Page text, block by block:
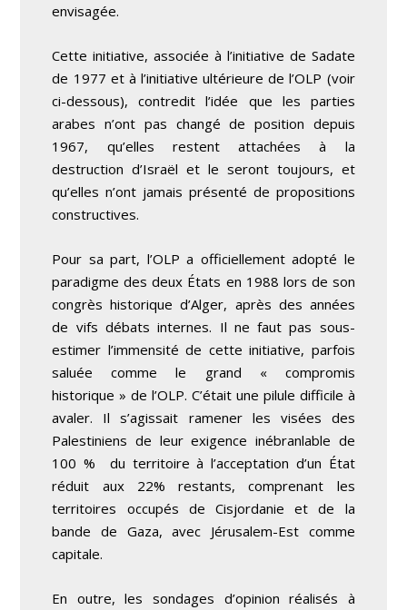
envisagée.
Cette initiative, associée à l’initiative de Sadate
de 1977 et à l’initiative ultérieure de l’OLP (voir
ci-dessous), contredit l’idée que les parties
arabes n’ont pas changé de position depuis
1967, qu’elles restent attachées à la
destruction d’Israël et le seront toujours, et
qu’elles n’ont jamais présenté de propositions
constructives.
Pour sa part, l’OLP a officiellement adopté le
paradigme des deux États en 1988 lors de son
congrès historique d’Alger, après des années
de vifs débats internes. Il ne faut pas sous-
estimer l’immensité de cette initiative, parfois
saluée comme le grand « compromis
historique » de l’OLP. C’était une pilule difficile à
avaler. Il s’agissait ramener les visées des
Palestiniens de leur exigence inébranlable de
100 % du territoire à l’acceptation d’un État
réduit aux 22% restants, comprenant les
territoires occupés de Cisjordanie et de la
bande de Gaza, avec Jérusalem-Est comme
capitale.
En outre, les sondages d’opinion réalisés à